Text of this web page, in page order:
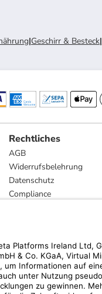
|Geschirr & Besteck|
Rechtliches
AGB
Widerrufsbelehrung
Datenschutz
Compliance